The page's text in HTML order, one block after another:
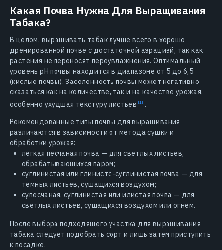
Какая Почва Нужна Для Выращивания
Табака?
В целом, выращивать табак лучше всего в хорошо
дренированной почве с достаточной аэрацией, так как
растения не переносят переувлажнения. Оптимальный
уровень pH почвы находится в диапазоне от 5 до 6,5
(кислые почвы). Засоленность почвы может негативно
сказаться как на количестве, так и на качестве урожая,
особенно ухудшая текстурулистьев
.
Рекомендованные типы почвы для выращивания
различаются в зависимости от метода сушки и
обработки урожая:
легкая песчаная почва — для светлых листьев,
обрабатывающихся паром;
суглинистая или глинисто-суглинистая почва — для
темных листьев, сушащихся воздухом;
супесчаная, суглинистая или илистая почва — для
светлых листьев, сушащихся воздухом или огнем.
После выбора подходящего участка для выращивания
табака следует подобрать сорт и лишь затем приступить
к посадке.